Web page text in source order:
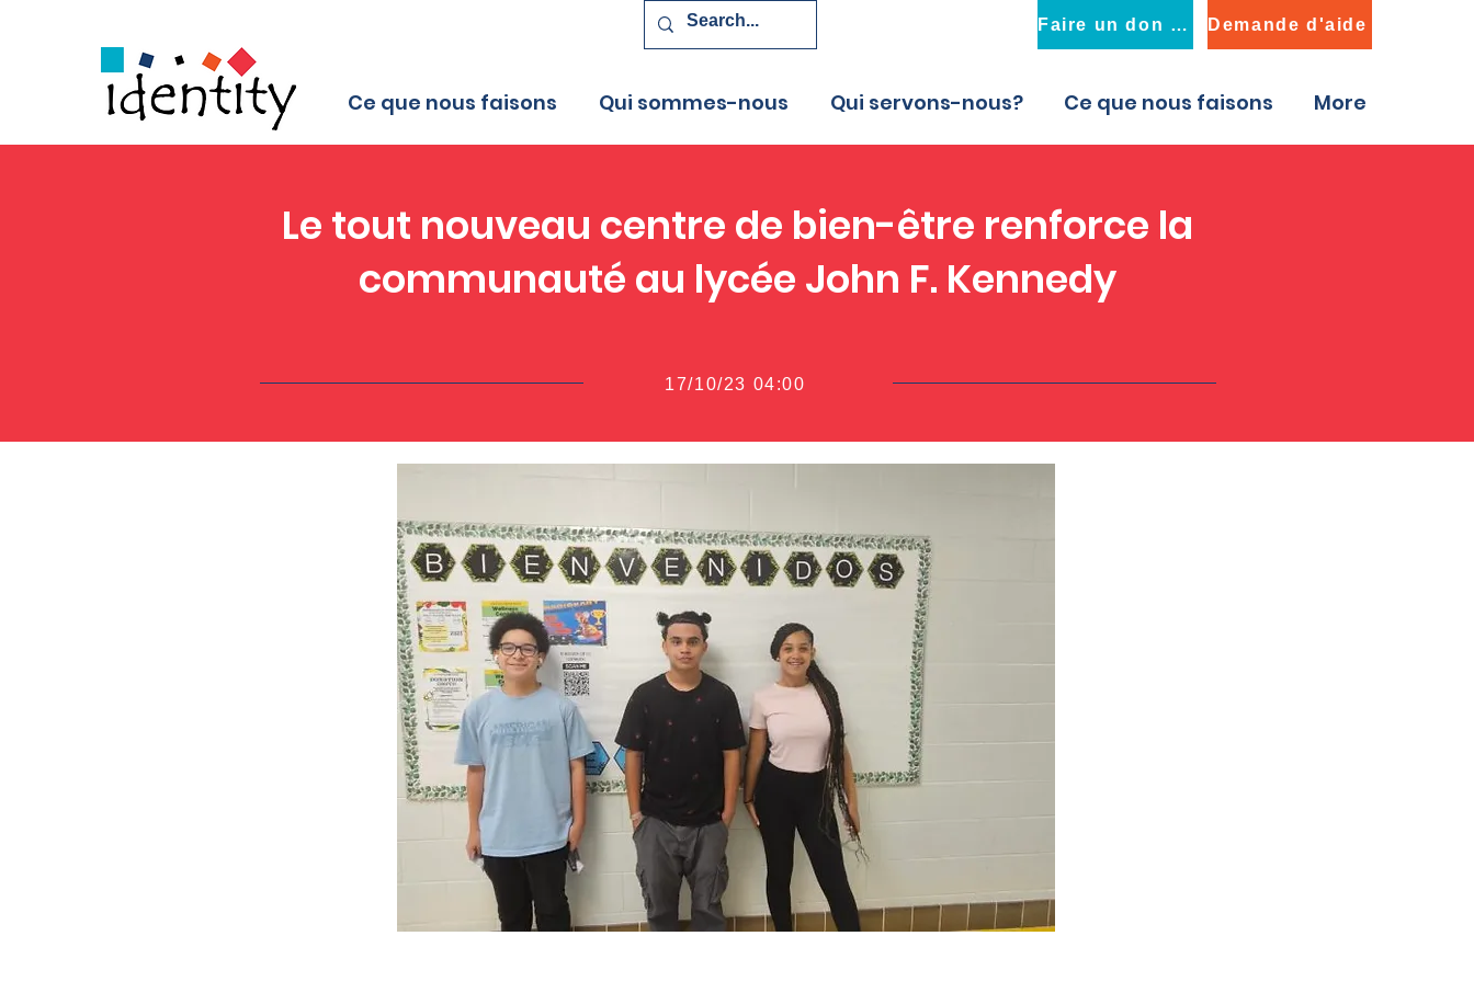
Faire un don maintenant Demande d'aide
Ce que nous faisons Qui sommes-nous Qui servons-nous? Ce que nous faisons More
Le tout nouveau centre de bien-être renforce la
communauté au lycée John F. Kennedy
17/10/23 04:00